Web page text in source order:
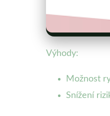
Výhody:
Možnost
Snížení